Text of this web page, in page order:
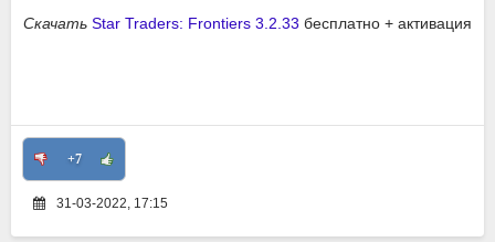
Скачать Star Traders: Frontiers 3.2.33 бесплатно + активация
+7
31-03-2022, 17:15